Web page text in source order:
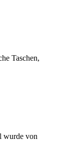
Taschen,
wurde von